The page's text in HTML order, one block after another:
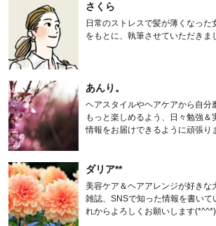
さくら
日常のストレスで髪が薄くなった
をもとに、執筆させていただきま
あんり。
ヘアスタイルやヘアケアから自分
もっと楽しめるよう、日々勉強
情報をお届けできるように頑張り
ダリア**
美容ケア＆ヘアアレンジが好きな
雑誌、SNSで知った情報を書いて
れからよろしくお願いします